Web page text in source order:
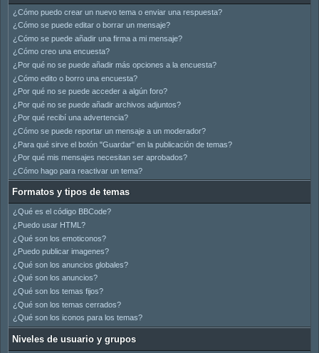
¿Cómo puedo crear un nuevo tema o enviar una respuesta?
¿Cómo se puede editar o borrar un mensaje?
¿Cómo se puede añadir una firma a mi mensaje?
¿Cómo creo una encuesta?
¿Por qué no se puede añadir más opciones a la encuesta?
¿Cómo edito o borro una encuesta?
¿Por qué no se puede acceder a algún foro?
¿Por qué no se puede añadir archivos adjuntos?
¿Por qué recibí una advertencia?
¿Cómo se puede reportar un mensaje a un moderador?
¿Para qué sirve el botón "Guardar" en la publicación de temas?
¿Por qué mis mensajes necesitan ser aprobados?
¿Cómo hago para reactivar un tema?
Formatos y tipos de temas
¿Qué es el código BBCode?
¿Puedo usar HTML?
¿Qué son los emoticonos?
¿Puedo publicar imagenes?
¿Qué son los anuncios globales?
¿Qué son los anuncios?
¿Qué son los temas fijos?
¿Qué son los temas cerrados?
¿Qué son los iconos para los temas?
Niveles de usuario y grupos